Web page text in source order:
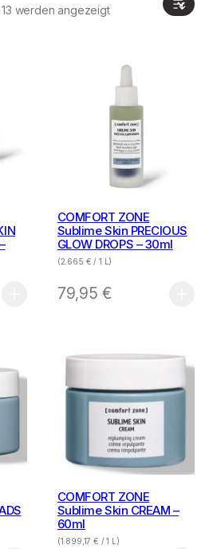
13 werden angezeigt
COMFORT ZONE
Sublime Skin PRECIOUS
GLOW DROPS – 30ml
(2.665 € / 1 L)
79,95 €
COMFORT ZONE
Sublime Skin CREAM –
60ml
(1.899,17€ / 1 L)